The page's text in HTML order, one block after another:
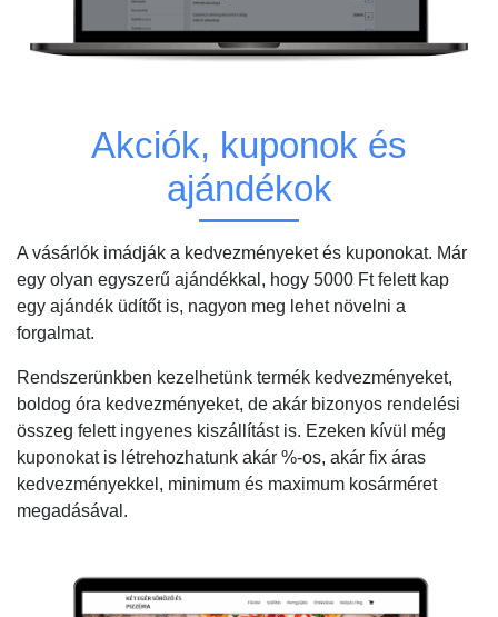
Akciók, kuponok és
ajándékok
A vásárlók imádják a kedvezményeket és kuponokat. Már
egy olyan egyszerű ajándékkal, hogy 5000 Ft felett kap
egy ajándék üdítőt is, nagyon meg lehet növelni a
forgalmat.
Rendszerünkben kezelhetünk termék kedvezményeket,
boldog óra kedvezményeket, de akár bizonyos rendelési
összeg felett ingyenes kiszállítást is. Ezeken kívül még
kuponokat is létrehozhatunk akár %-os, akár fix áras
kedvezményekkel, minimum és maximum kosárméret
megadásával.